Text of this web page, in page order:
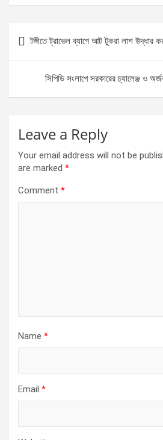
ce
b
o
o
se
g
er
at
A
p
ar
Post
navigation
টঙ্গীতে ট্রাভেল ব্যাগে আট টুকরা লাশ উদ্ধার
সিপিডি সংলাপে সরকারের চ্যালেঞ্জ ও
Leave a Reply
Your email address will not be
are marked *
Comment *
Name *
Email *